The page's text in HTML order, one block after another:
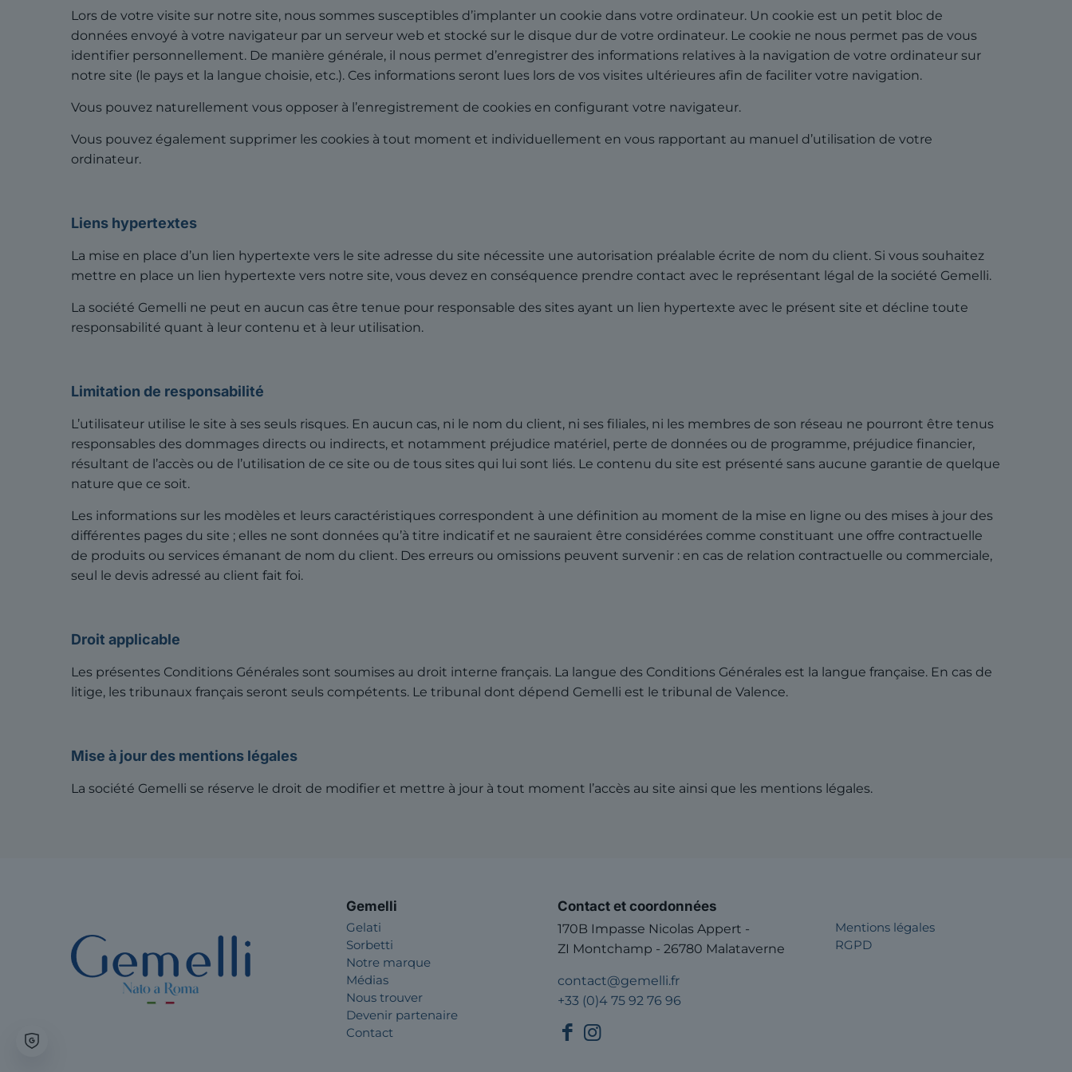
Lors de votre visite sur notre site, nous sommes susceptibles d’implanter un cookie dans votre ordinateur. Un cookie est un petit bloc de
données envoyé à votre navigateur par un serveur web et stocké sur le disque dur de votre ordinateur. Le cookie ne nous permet pas de vous
identifier personnellement. De manière générale, il nous permet d’enregistrer des informations relatives à la navigation de votre ordinateur sur
notre site (le pays et la langue choisie, etc.). Ces informations seront lues lors de vos visites ultérieures afin de faciliter votre navigation.
Vous pouvez naturellement vous opposer à l’enregistrement de cookies en configurant votre navigateur.
Vous pouvez également supprimer les cookies à tout moment et individuellement en vous rapportant au manuel d’utilisation de votre
ordinateur.
Liens hypertextes
La mise en place d’un lien hypertexte vers le site adresse du site nécessite une autorisation préalable écrite de nom du client. Si vous souhaitez
mettre en place un lien hypertexte vers notre site, vous devez en conséquence prendre contact avec le représentant légal de la société Gemelli.
La société Gemelli ne peut en aucun cas être tenue pour responsable des sites ayant un lien hypertexte avec le présent site et décline toute
responsabilité quant à leur contenu et à leur utilisation.
Limitation de responsabilité
L’utilisateur utilise le site à ses seuls risques. En aucun cas, ni le nom du client, ni ses filiales, ni les membres de son réseau ne pourront être tenus
responsables des dommages directs ou indirects, et notamment préjudice matériel, perte de données ou de programme, préjudice financier,
résultant de l’accès ou de l’utilisation de ce site ou de tous sites qui lui sont liés. Le contenu du site est présenté sans aucune garantie de quelque
nature que ce soit.
Les informations sur les modèles et leurs caractéristiques correspondent à une définition au moment de la mise en ligne ou des mises à jour des
différentes pages du site ; elles ne sont données qu’à titre indicatif et ne sauraient être considérées comme constituant une offre contractuelle
de produits ou services émanant de nom du client. Des erreurs ou omissions peuvent survenir : en cas de relation contractuelle ou commerciale,
seul le devis adressé au client fait foi.
Droit applicable
Les présentes Conditions Générales sont soumises au droit interne français. La langue des Conditions Générales est la langue française. En cas de
litige, les tribunaux français seront seuls compétents. Le tribunal dont dépend Gemelli est le tribunal de Valence.
Mise à jour des mentions légales
La société Gemelli se réserve le droit de modifier et mettre à jour à tout moment l’accès au site ainsi que les mentions légales.
Gemelli
Gelati
Sorbetti
Notre marque
Médias
Nous trouver
Devenir partenaire
Contact
Contact et coordonnées
170B Impasse Nicolas Appert -
ZI Montchamp - 26780 Malataverne
contact@gemelli.fr
+33 (0)4 75 92 76 96
Mentions légales
RGPD